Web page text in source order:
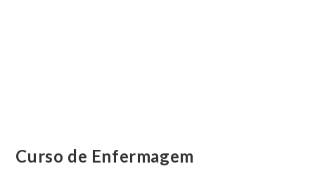
Curso de Enfermagem